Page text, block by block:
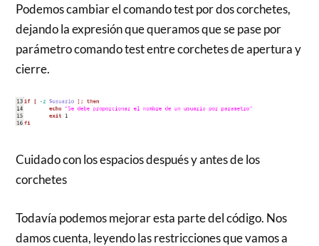
Podemos cambiar el comando test por dos corchetes,
dejando la expresión que queramos que se pase por
parámetro comando test entre corchetes de apertura y
cierre.
Cuidado con los espacios después y antes de los
corchetes
Todavía podemos mejorar esta parte del código. Nos
damos cuenta, leyendo las restricciones que vamos a